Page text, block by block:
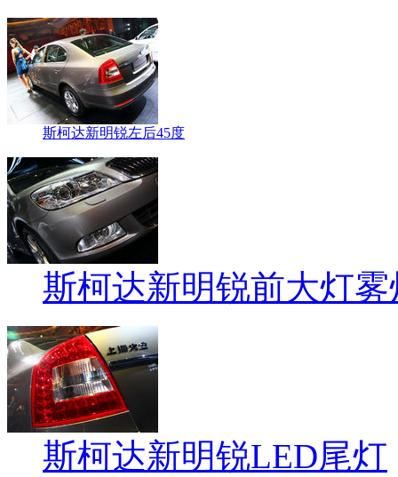
斯柯达新明锐左后45度
斯柯达新明锐前大灯雾
斯柯达新明锐LED尾灯